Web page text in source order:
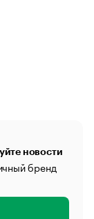
новости
бренд